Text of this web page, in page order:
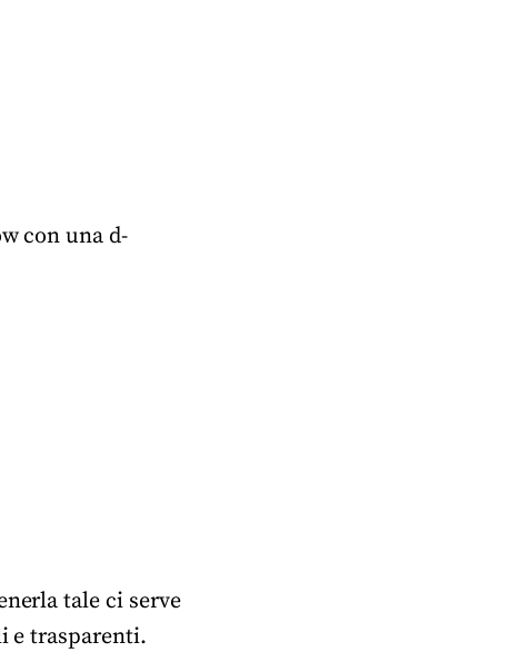
con una d-
tale ci serve
e trasparenti.